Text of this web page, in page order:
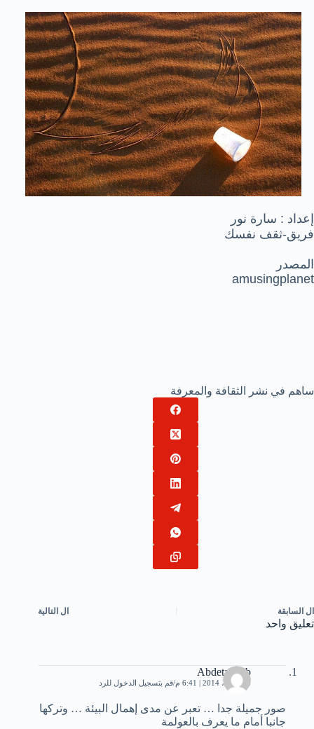
إعداد : سارة نور
فريق-ثقف نفسك
المصدر
amusingplanet
ساهم في نشر الثقافة والمعرفة
ال السابقة ال التالية
تعليق واحد
Abdetaouab
14 أبريل، 2014 | 6:41 م قم بتسجيل الدخول للرد
صور جميلة جدا … تعبر عن مدى إهمال البيئة … وتركها
جانبا أمام ما يعرف بالعولمة